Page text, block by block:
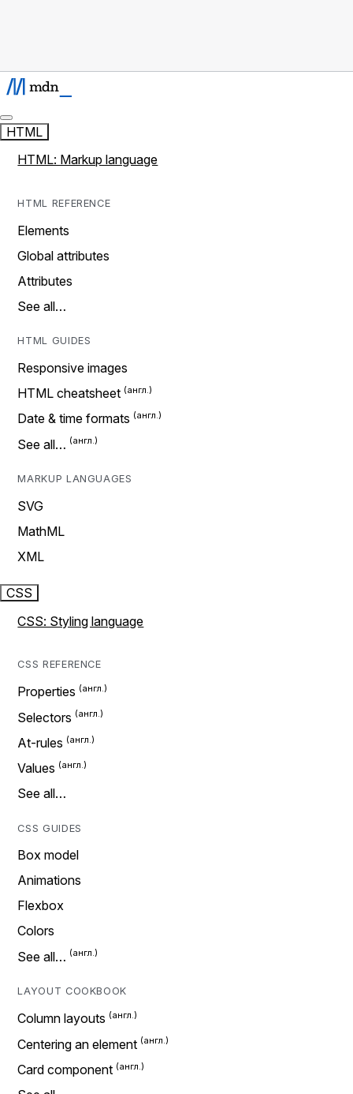
HTML
HTML: Markup language
HTML REFERENCE
Elements
Global attributes
Attributes
See all…
HTML GUIDES
Responsive images
HTML cheatsheet
Date & time formats
See all…
MARKUP LANGUAGES
SVG
MathML
XML
CSS
CSS: Styling language
CSS REFERENCE
Properties
Selectors
At-rules
Values
See all…
CSS GUIDES
Box model
Animations
Flexbox
Colors
See all…
LAYOUT COOKBOOK
Column layouts
Centering an element
Card component